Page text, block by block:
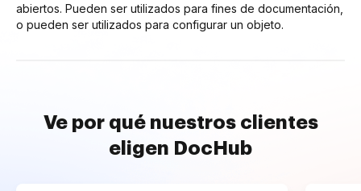
abiertos. Pueden ser utilizados para fines de documentación,
o pueden ser utilizados para configurar un objeto.
Ve por qué nuestros clientes
eligen DocHub